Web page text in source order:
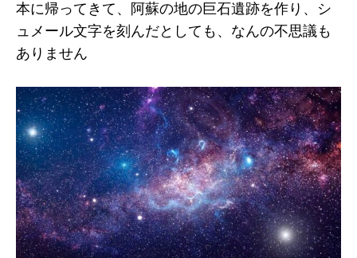
本に帰ってきて、阿蘇の地の巨石遺跡を作り、シ
ュメール文字を刻んだとしても、なんの不思議も
ありません